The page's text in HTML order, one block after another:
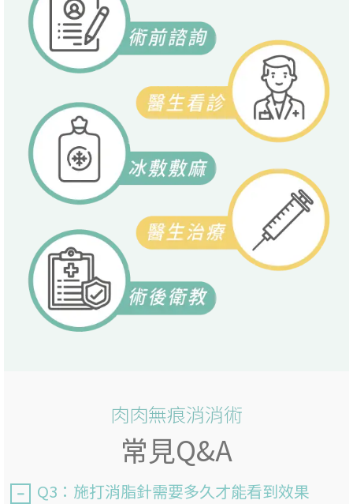
肉肉無痕消消術
常見Q&A
Q3：施打消脂針需要多久才能看到效果